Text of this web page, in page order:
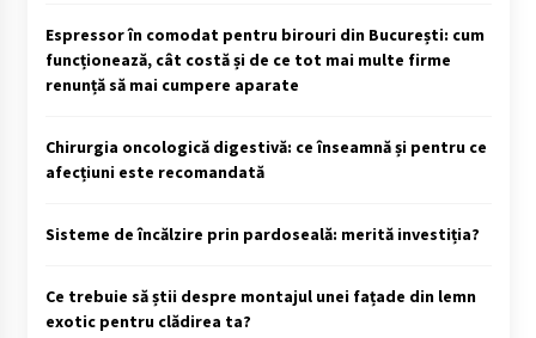
Espressor în comodat pentru birouri din București: cum
funcționează, cât costă și de ce tot mai multe firme
renunță să mai cumpere aparate
Chirurgia oncologică digestivă: ce înseamnă și pentru ce
afecțiuni este recomandată
Sisteme de încălzire prin pardoseală: merită investiția?
Ce trebuie să știi despre montajul unei fațade din lemn
exotic pentru clădirea ta?